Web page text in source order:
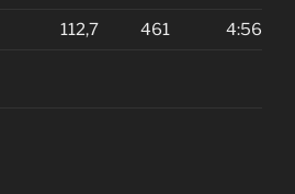
112,7 461 4:56